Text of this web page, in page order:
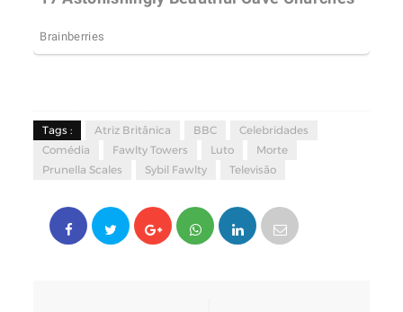
Tags : Atriz Britânica BBC
Celebridades
Comédia
Fawlty Towers Luto
Morte
Prunella Scales
Sybil Fawlty Televisão